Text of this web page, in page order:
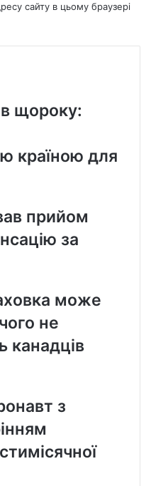
сайту в цьому браузері
щороку:
країною для
прийом
за
може
не
канадців
з